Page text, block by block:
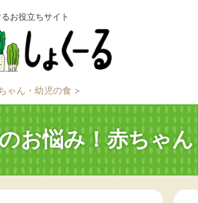
お役立ちサイト
ゃん・幼児の食 >
お悩み！赤ちゃ